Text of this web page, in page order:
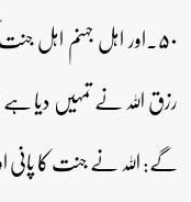
۵۰۔اور اہل جہنم اہل
رزق اللہ نے تمہیں دیا
گے: اللہ نے جنت کا پانی